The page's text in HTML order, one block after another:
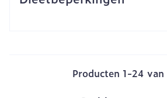
Producten 1-24 van